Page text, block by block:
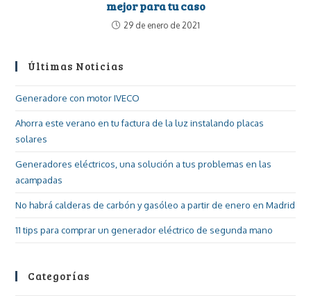
mejor para tu caso
29 de enero de 2021
Últimas Noticias
Generadore con motor IVECO
Ahorra este verano en tu factura de la luz instalando placas
solares
Generadores eléctricos, una solución a tus problemas en las
acampadas
No habrá calderas de carbón y gasóleo a partir de enero en Madrid
11 tips para comprar un generador eléctrico de segunda mano
Categorías